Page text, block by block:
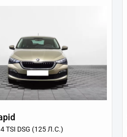
TSI DSG (125 Л.С.)